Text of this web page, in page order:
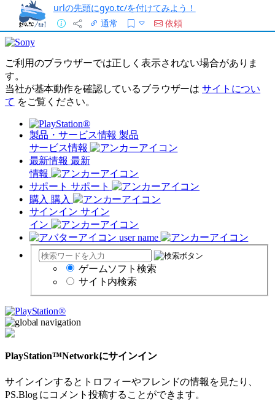
urlの先頭にgyo.tc/を付けてみよう！
通常
依頼